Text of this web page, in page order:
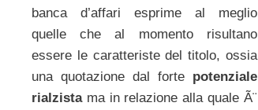
banca d’affari esprime al meglio
quelle che al momento risultano
essere le caratteriste del titolo, ossia
una quotazione dal forte potenziale
rialzistama in relazione alla quale Ã¨